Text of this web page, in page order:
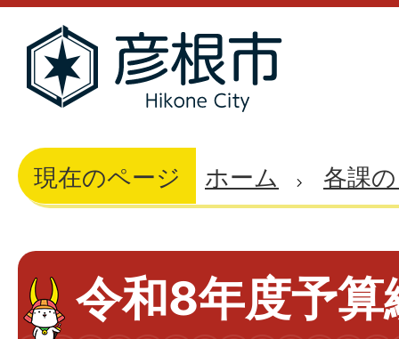
現在のページ ホーム 各課
令和8年度予算